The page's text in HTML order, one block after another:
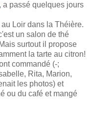
, a passé quelques jours
Loir dans la Théière.
un salon de thé
surtout il propose
la tarte au citron!
commandé (-;
Rita, Marion,
les photos) et
ou du café et mangé